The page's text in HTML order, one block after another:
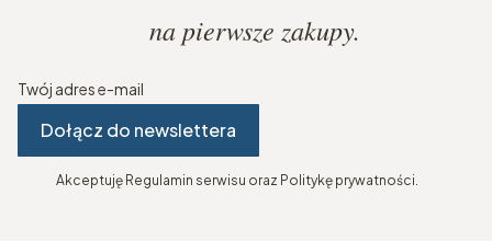
na pierwsze zakupy.
Twój adres e-mail
Dołącz do newslettera
Akceptuję Regulamin serwisu oraz Politykę prywatności.